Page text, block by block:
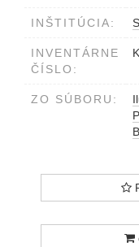
INŠTITÚCIA:
INVENTÁRNE
ČÍSLO:
ZO SÚBORU: